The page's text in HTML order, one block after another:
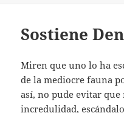
Sostiene
Miren que uno lo ha
de la mediocre fauna
así, no pude evitar
incredulidad,